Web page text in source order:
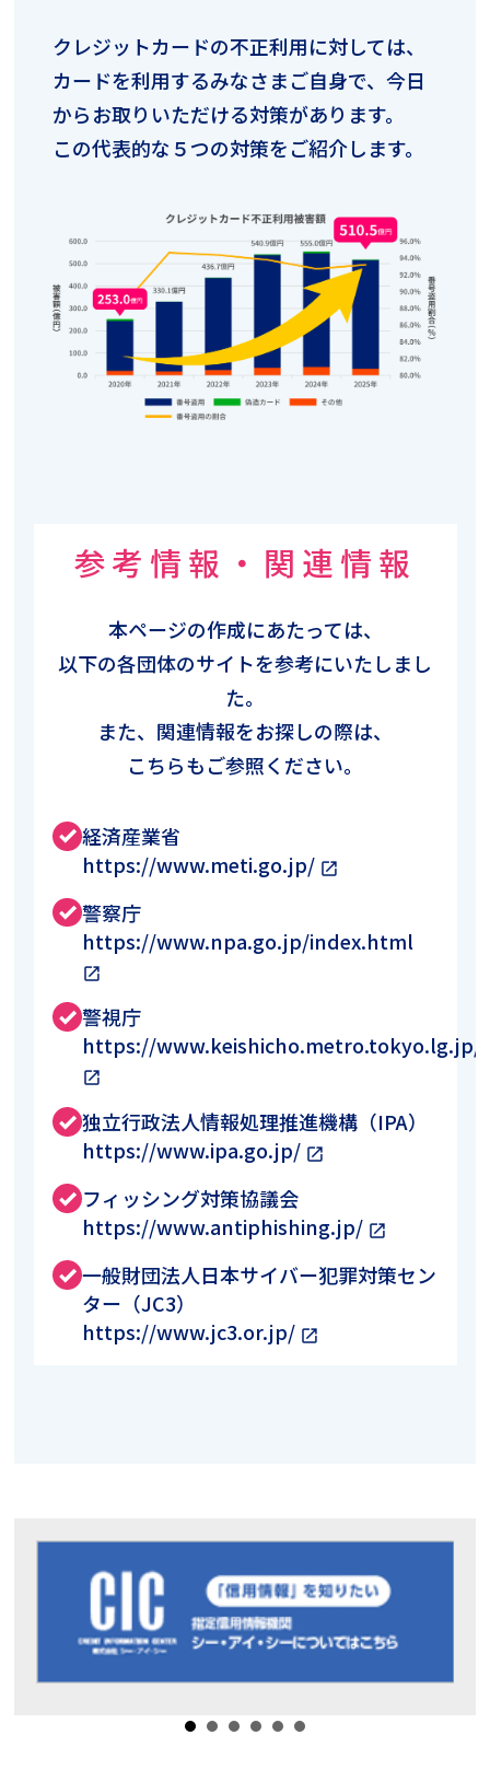
クレジットカードの不正利用に対しては、
カードを利用するみなさまご自身で、今日
からお取りいただける対策があります。
この代表的な５つの対策をご紹介します。
参考情報・関連情報
本ページの作成にあたっては、
以下の各団体のサイトを参考にいたしまし
た。
また、関連情報をお探しの際は、
こちらもご参照ください。
done 経済産業省
https://www.meti.go.jp/ open_in_new
done 警察庁
https://www.npa.go.jp/index.html
open_in_new
done 警視庁
https://www.keishicho.metro.tokyo.lg.jp/
open_in_new
done 独立行政法人情報処理推進機構（IPA）
https://www.ipa.go.jp/ open_in_new
done フィッシング対策協議会
https://www.antiphishing.jp/ open_in_new
done 一般財団法人日本サイバー犯罪対策セン
ター（JC3）
https://www.jc3.or.jp/ open_in_new